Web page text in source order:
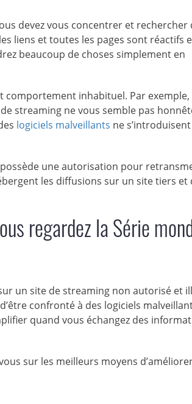
devez vous concentrer et rechercher
liens et toutes les pages sont réactifs
beaucoup de choses simplement en
inhabituel. Par
streaming ne vous semble pas
logiciels malveillants ne
une autorisation pour
les diffusions sur un site tiers et
regardez la Série
un site de streaming non autorisé et
confronté à des logiciels
quand vous échangez des
sur les meilleurs moyens